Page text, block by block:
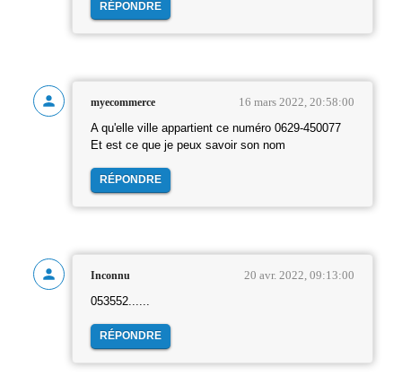
RÉPONDRE
myecommerce 16 mars 2022, 20:58:00
A qu'elle ville appartient ce numéro 0629-450077
Et est ce que je peux savoir son nom
RÉPONDRE
Inconnu 20 avr. 2022, 09:13:00
053552......
RÉPONDRE